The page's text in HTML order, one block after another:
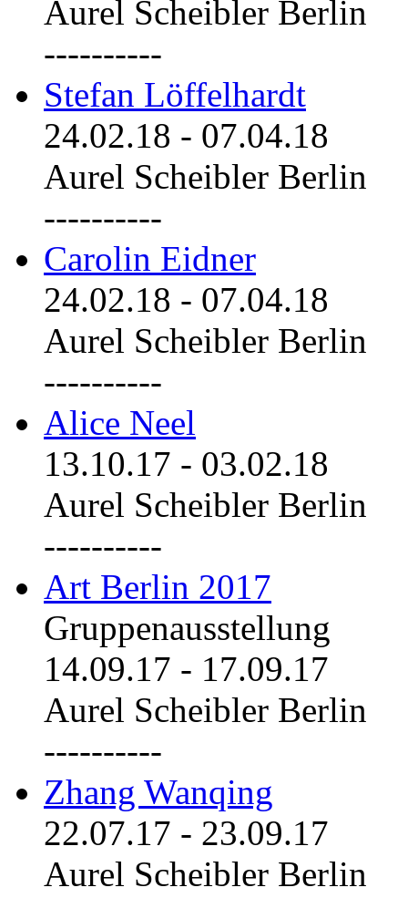
Aurel Scheibler Berlin
----------
Stefan Löffelhardt
24.02.18 - 07.04.18
Aurel Scheibler Berlin
----------
Carolin Eidner
24.02.18 - 07.04.18
Aurel Scheibler Berlin
----------
Alice Neel
13.10.17 - 03.02.18
Aurel Scheibler Berlin
----------
Art Berlin 2017
Gruppenausstellung
14.09.17 - 17.09.17
Aurel Scheibler Berlin
----------
Zhang Wanqing
22.07.17 - 23.09.17
Aurel Scheibler Berlin